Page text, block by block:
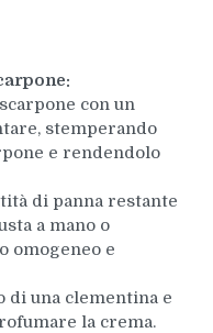
con un
stemperando
e rendendolo
di panna restante
a mano o
omogeneo e
di una clementina e
la crema.